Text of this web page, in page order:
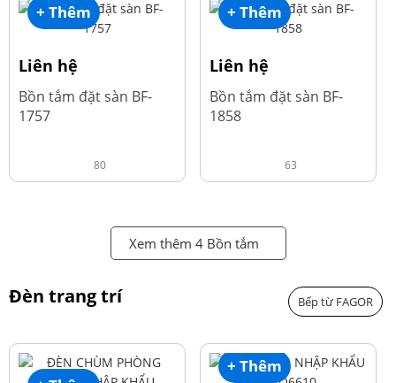
+ Thêm
Liên hệ
Bồn tắm đặt sàn BF-
1757
80
+ Thêm
Liên hệ
Bồn tắm đặt sàn BF-
1858
63
Xem thêm 4 Bồn tắm
Đèn trang trí Bếp từ FAGOR
+ Thêm